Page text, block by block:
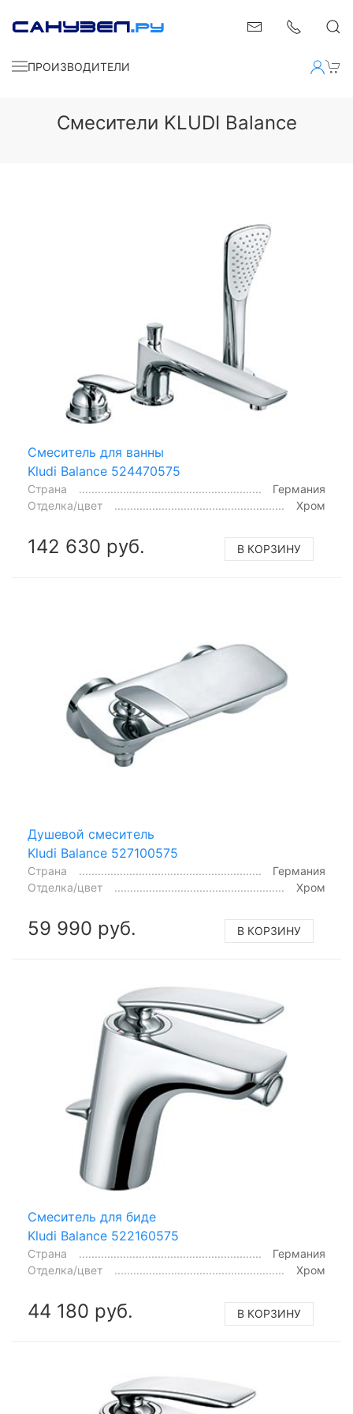
ПРОИЗВОДИТЕЛИ
Смесители KLUDI Balance
Смеситель для ванны
Kludi Balance 524470575
Страна
Германия
Отделка/цвет
Хром
142 630 руб. В КОРЗИНУ
Душевой смеситель
Kludi Balance 527100575
Страна
Германия
Отделка/цвет
Хром
59 990 руб. В КОРЗИНУ
Смеситель для биде
Kludi Balance 522160575
Страна
Германия
Отделка/цвет
Хром
44 180 руб. В КОРЗИНУ